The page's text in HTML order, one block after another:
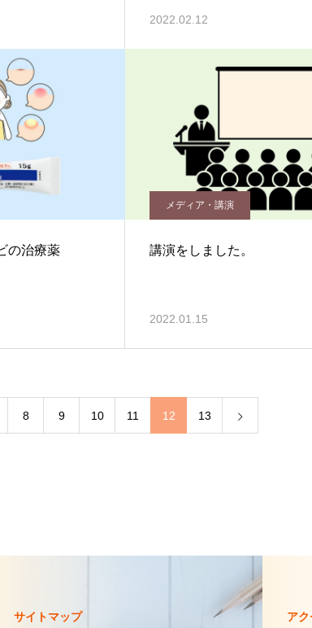
2022.02.12
の治療薬
メディア・講演
講演をしました。
2022.01.15
8 9 10 11 12 13
サイトマップ アク